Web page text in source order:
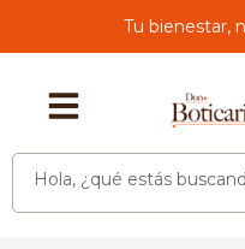
Tu bienestar,